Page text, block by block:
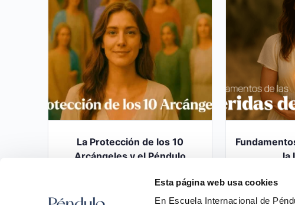
Esta página web usa cookies
En Escuela Internacional de
La Protección de los 10
Arcángeles y el Péndulo
la